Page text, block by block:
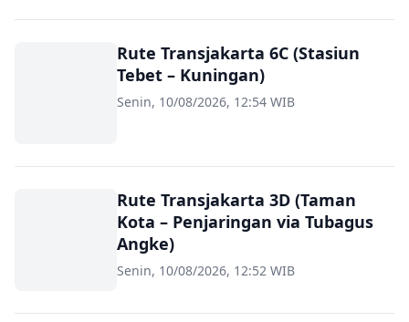
Rute Transjakarta 6C (Stasiun
Tebet – Kuningan)
Senin, 10/08/2026, 12:54 WIB
Rute Transjakarta 3D (Taman
Kota – Penjaringan via Tubagus
Angke)
Senin, 10/08/2026, 12:52 WIB